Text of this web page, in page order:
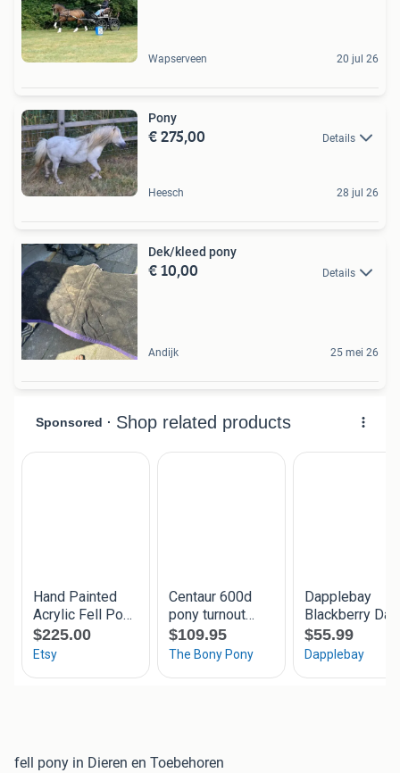
Wapserveen 20 jul 26
Pony
€ 275,00 Details
Heesch 28 jul 26
Dek/kleed pony
€ 10,00 Details
Andijk 25 mei 26
fell pony in Dieren en Toebehoren